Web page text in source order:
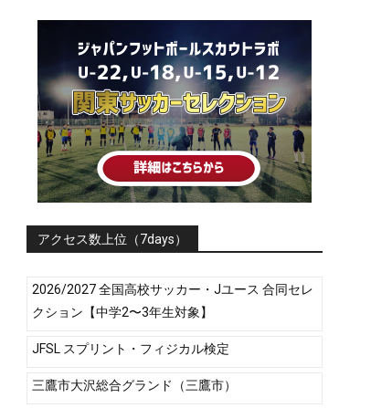
アクセス数上位（7days）
2026/2027 全国高校サッカー・Jユース 合同セレ
クション【中学2〜3年生対象】
JFSL スプリント・フィジカル検定
三鷹市大沢総合グランド（三鷹市）